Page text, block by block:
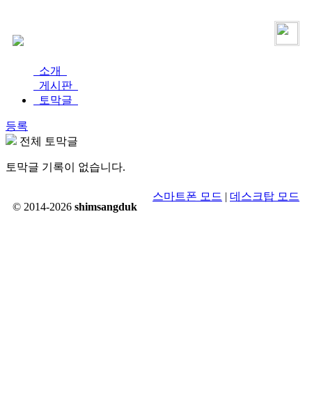
소개
게시판
토막글
등록
전체 토막글
토막글 기록이 없습니다.
© 2014-2026 shimsangduk
스마트폰 모드 | 데스크탑 모드